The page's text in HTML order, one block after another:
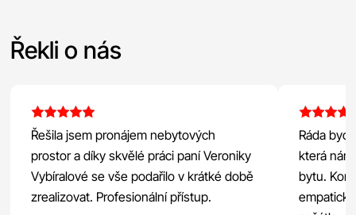
Řekli o nás
Řešila jsem pronájem nebytových
prostor a díky skvělé práci paní Veroniky
Vybíralové se vše podařilo v krátké době
zrealizovat. Profesionální přístup.
Ráda
která
bytu.